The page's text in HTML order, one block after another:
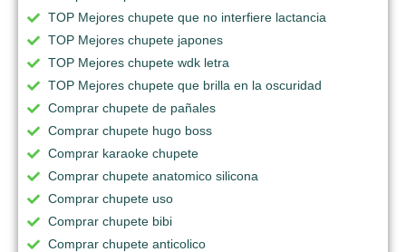
TOP Mejores chupete que no interfiere lactancia
TOP Mejores chupete japones
TOP Mejores chupete wdk letra
TOP Mejores chupete que brilla en la oscuridad
Comprar chupete de pañales
Comprar chupete hugo boss
Comprar karaoke chupete
Comprar chupete anatomico silicona
Comprar chupete uso
Comprar chupete bibi
Comprar chupete anticolico